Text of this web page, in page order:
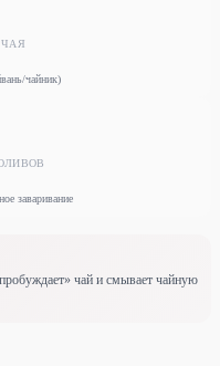
чайник)
заваривание
чай и смывает чайную